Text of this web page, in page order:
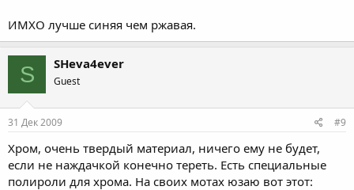
ИМХО лучше синяя чем ржавая.
S SHeva4ever
Guest
31 Дек 2009 #9
Хром, очень твердый материал, ничего ему не будет,
если не наждачкой конечно тереть. Есть специальные
полироли для хрома. На своих мотах юзаю вот этот: